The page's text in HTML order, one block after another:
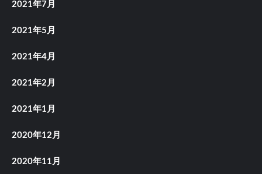
2021年7月
2021年5月
2021年4月
2021年2月
2021年1月
2020年12月
2020年11月